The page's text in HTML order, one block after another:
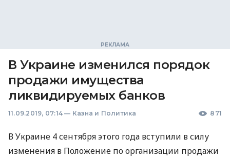
В Украине изменился порядок
продажи имущества
ликвидируемых банков
11.09.2019, 07:14 — Казна и Политика 871
В Украине 4 сентября этого года вступили в силу
изменения в Положение по организации продажи